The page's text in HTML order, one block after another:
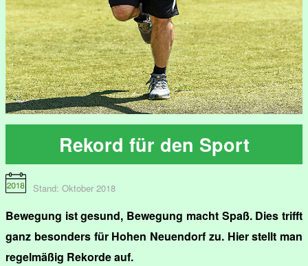
Rekord für den Sport
Stand: Oktober 2018
Bewegung ist gesund, Bewegung macht Spaß. Dies trifft
ganz besonders für Hohen Neuendorf zu. Hier stellt man
regelmäßig Rekorde auf.